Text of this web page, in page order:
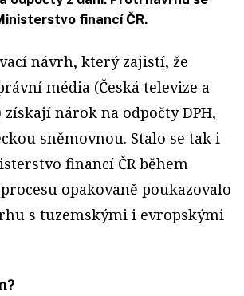
financí ČR.
návrh, který zajistí, že
média (Česká televize a
získají nárok na odpočty DPH,
sněmovnou. Stalo se tak i
financí ČR během
opakovaně poukazovalo
s tuzemskými i evropskými